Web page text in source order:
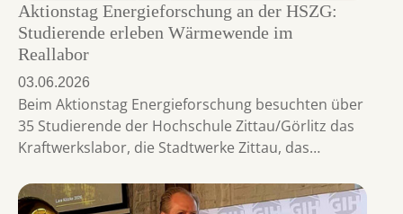
Aktionstag Energieforschung an der HSZG:
Studierende erleben Wärmewende im
Reallabor
03.06.2026
Beim Aktionstag Energieforschung besuchten über
35 Studierende der Hochschule Zittau/Görlitz das
Kraftwerkslabor, die Stadtwerke Zittau, das…